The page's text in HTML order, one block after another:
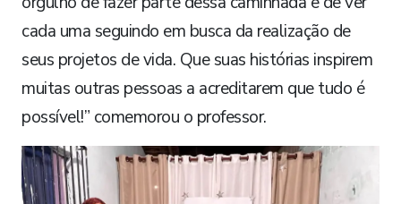
cada uma seguindo em busca da realização de
seus projetos de vida. Que suas histórias inspirem
muitas outras pessoas a acreditarem que tudo é
possível!” comemorou o professor.